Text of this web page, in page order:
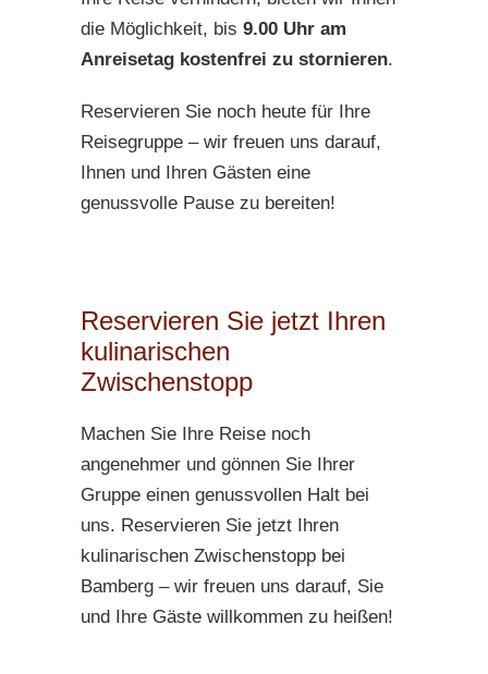
die Möglichkeit, bis 9.00 Uhr am
Anreisetag kostenfrei zu stornieren.
Reservieren Sie noch heute für Ihre
Reisegruppe – wir freuen uns darauf,
Ihnen und Ihren Gästen eine
genussvolle Pause zu bereiten!
Reservieren Sie jetzt Ihren
kulinarischen
Zwischenstopp
Machen Sie Ihre Reise noch
angenehmer und gönnen Sie Ihrer
Gruppe einen genussvollen Halt bei
uns. Reservieren Sie jetzt Ihren
kulinarischen Zwischenstopp bei
Bamberg – wir freuen uns darauf, Sie
und Ihre Gäste willkommen zu heißen!